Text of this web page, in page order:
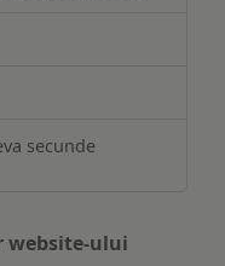
secunde
ului